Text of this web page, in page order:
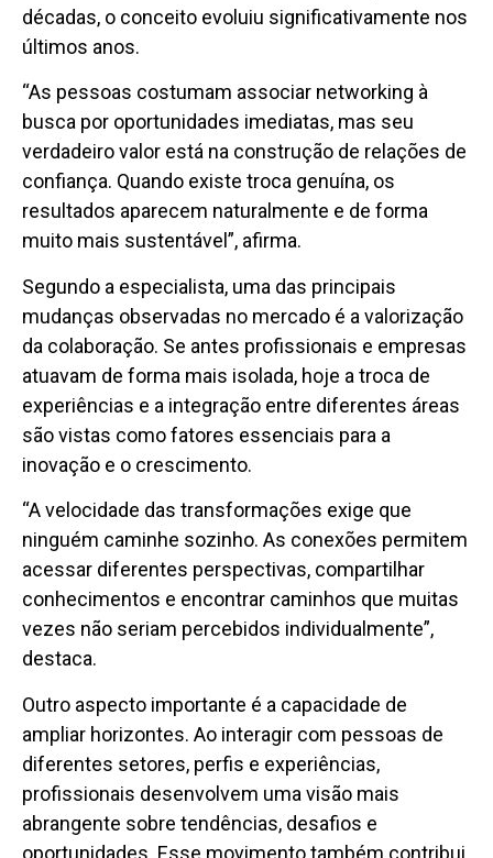
décadas, o conceito evoluiu significativamente nos
últimos anos.
“As pessoas costumam associar networking à
busca por oportunidades imediatas, mas seu
verdadeiro valor está na construção de relações de
confiança. Quando existe troca genuína, os
resultados aparecem naturalmente e de forma
muito mais sustentável”, afirma.
Segundo a especialista, uma das principais
mudanças observadas no mercado é a valorização
da colaboração. Se antes profissionais e empresas
atuavam de forma mais isolada, hoje a troca de
experiências e a integração entre diferentes áreas
são vistas como fatores essenciais para a
inovação e o crescimento.
“A velocidade das transformações exige que
ninguém caminhe sozinho. As conexões permitem
acessar diferentes perspectivas, compartilhar
conhecimentos e encontrar caminhos que muitas
vezes não seriam percebidos individualmente”,
destaca.
Outro aspecto importante é a capacidade de
ampliar horizontes. Ao interagir com pessoas de
diferentes setores, perfis e experiências,
profissionais desenvolvem uma visão mais
abrangente sobre tendências, desafios e
oportunidades. Esse movimento também contribui